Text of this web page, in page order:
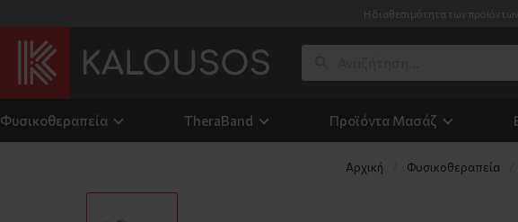
Η διαθεσιμότητα των
Φυσικοθεραπεία TheraΒand Προϊόντα Μασάζ
Αρχική Φυσικοθεραπεία